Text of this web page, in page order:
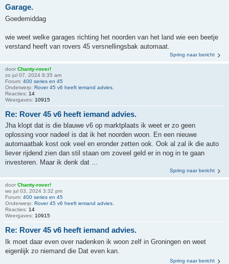
Garage.
Goedemiddag
wie weet welke garages richting het noorden van het land wie een beetje
verstand heeft van rovers 45 versnellingsbak automaat.
Spring naar bericht
door Chanty-rover!
zo jul 07, 2024 8:35 am
Forum: 400 series en 45
Onderwerp: Rover 45 v6 heeft iemand advies.
Reacties: 14
Weergaves: 10915
Re: Rover 45 v6 heeft iemand advies.
Jha klopt dat is die blauwe v6 op marktplaats ik weet er zo geen
oplossing voor nadeel is dat ik het noorden woon. En een nieuwe
automaatbak kost ook veel en eronder zetten ook. Ook al zal ik die auto
liever rijdend zien dan stil staan om zoveel geld er in nog in te gaan
investeren. Maar ik denk dat ...
Spring naar bericht
door Chanty-rover!
wo jul 03, 2024 3:32 pm
Forum: 400 series en 45
Onderwerp: Rover 45 v6 heeft iemand advies.
Reacties: 14
Weergaves: 10915
Re: Rover 45 v6 heeft iemand advies.
Ik moet daar even over nadenken ik woon zelf in Groningen en weet
eigenlijk zo niemand die Dat even kan.
Spring naar bericht